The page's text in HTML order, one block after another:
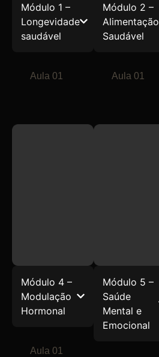
Módulo 1 –
Longevidade
saudável
Aula 01
Módulo 2 –
Alimentação
Saudável
Aula 01
Módulo 4 –
Modulação
Hormonal
Aula 01
Módulo 5 –
Saúde
Mental e
Emocional